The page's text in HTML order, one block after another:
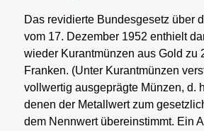
Das revidierte Bundesgesetz über
vom 17. Dezember 1952 enthielt
wieder Kurantmünzen aus Gold zu
Franken. (Unter Kurantmünzen
vollwertig ausgeprägte Münzen, d.
denen der Metallwert zum
dem Nennwert übereinstimmt. Ein